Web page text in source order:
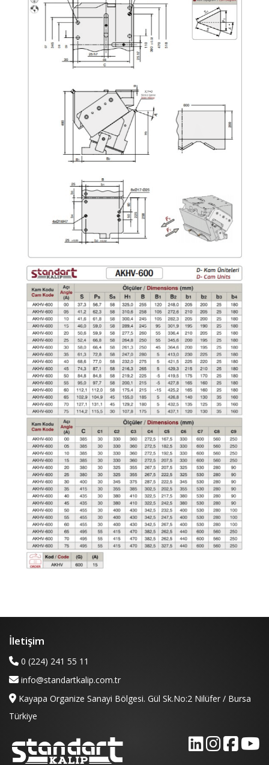
İletişim
0 (224) 241 55 11
info@standartkalip.com.tr
Kayapa Organize Sanayi Bölgesi. Gül Sk.No:2 Nilüfer / Bursa
Türkiye